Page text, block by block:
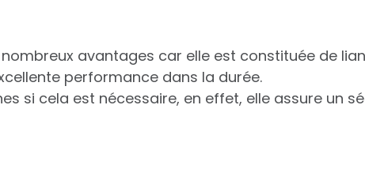
avantages car elle est constituée de
performance dans la durée.
si cela est nécessaire, en effet, elle assure un